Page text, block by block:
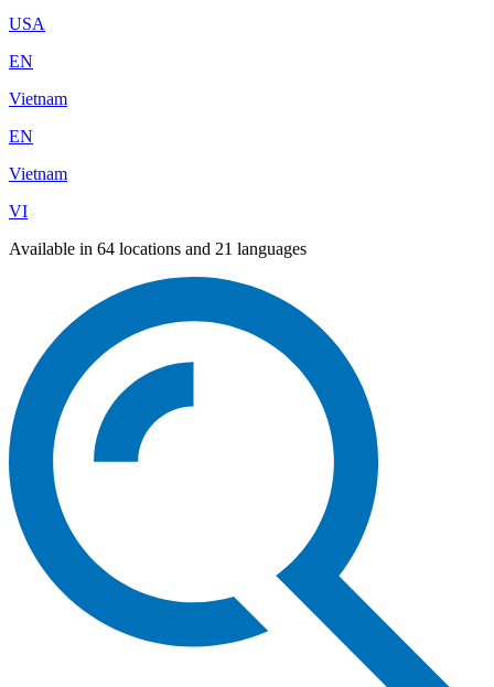
USA
EN
Vietnam
EN
Vietnam
VI
Available in 64 locations and 21 languages